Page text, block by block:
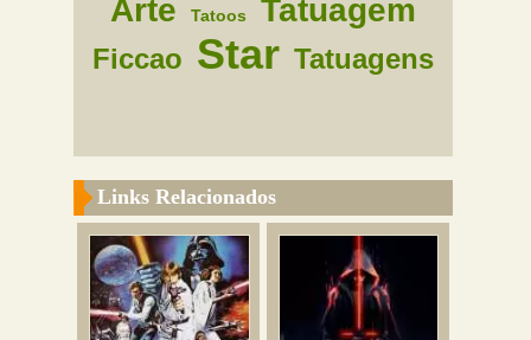
Arte Tatoos Tatuagem
Ficcao Star Tatuagens
Links Relacionados